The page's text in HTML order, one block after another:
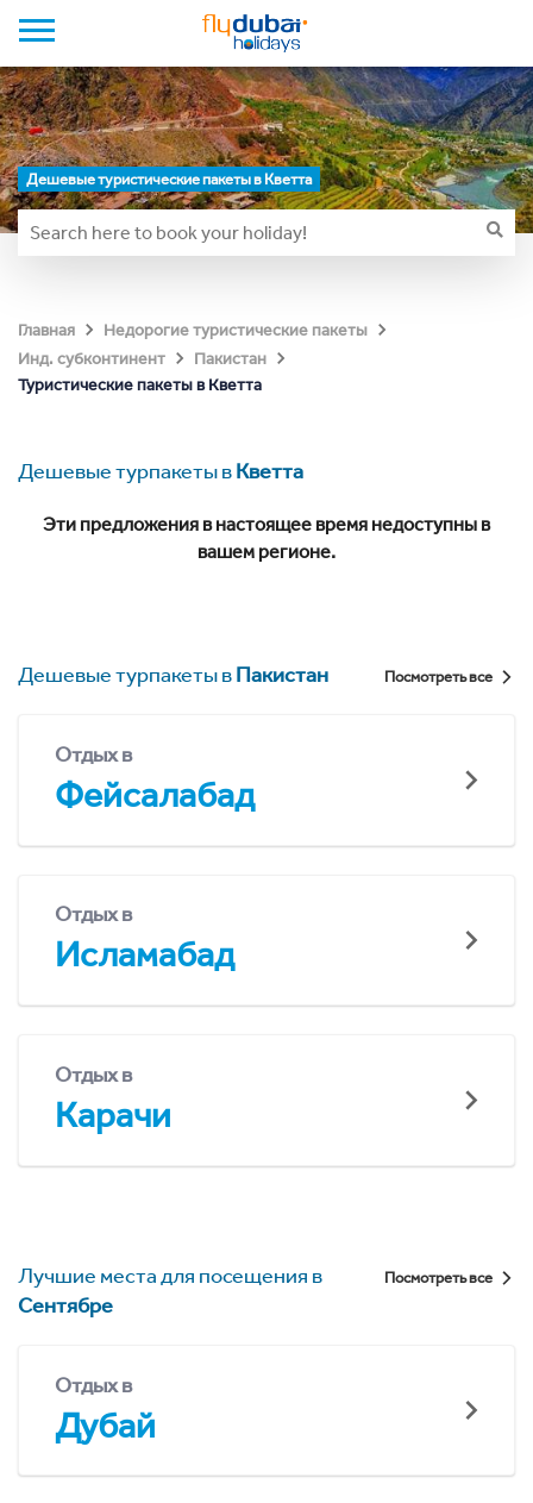
Дешевые туристические пакеты в Кветта
Главная
Недорогие туристические пакеты
Инд. субконтинент
Пакистан
Туристические пакеты в Кветта
Дешевые турпакеты вКветта
Эти предложения в настоящее время недоступны в
вашем регионе.
Дешевые турпакеты вПакистан Посмотреть все
Отдых в
Фейсалабад
Отдых в
Исламабад
Отдых в
Карачи
Лучшие места для посещения в
Сентябре
Посмотреть все
Отдых в
Дубай